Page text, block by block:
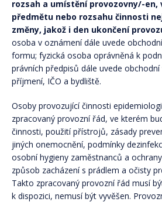
rozsah a umístění provozovny/-en,
předmětu nebo rozsahu činnosti
změny, jakož i den ukončení
osoba v oznámení dále uvede
formu; fyzická osoba oprávněná k
právních předpisů dále uvede
příjmení, IČO a bydliště.
Osoby provozující činnosti
zpracovaný provozní řád, ve kterém
činnosti, použití přístrojů, zásady
jiných onemocnění, podmínky
osobní hygieny zaměstnanců a
způsob zacházení s prádlem a očisty
Takto zpracovaný provozní řád musí
k dispozici, nemusí být vyvěšen.